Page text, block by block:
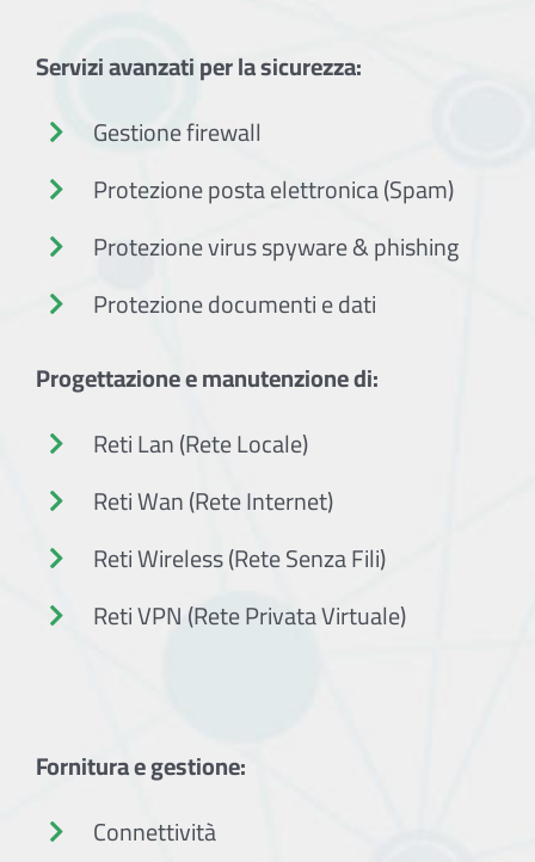
Servizi avanzati per la sicurezza:
Gestione firewall
Protezione posta elettronica (Spam)
Protezione virus spyware & phishing
Protezione documenti e dati
Progettazione e manutenzione di:
Reti Lan (Rete Locale)
Reti Wan (Rete Internet)
Reti Wireless (Rete Senza Fili)
Reti VPN (Rete Privata Virtuale)
Fornitura e gestione:
Connettività